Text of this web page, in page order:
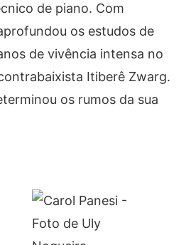
de piano. Com
os estudos de
de vivência intensa no
Itiberê Zwarg.
os rumos da sua